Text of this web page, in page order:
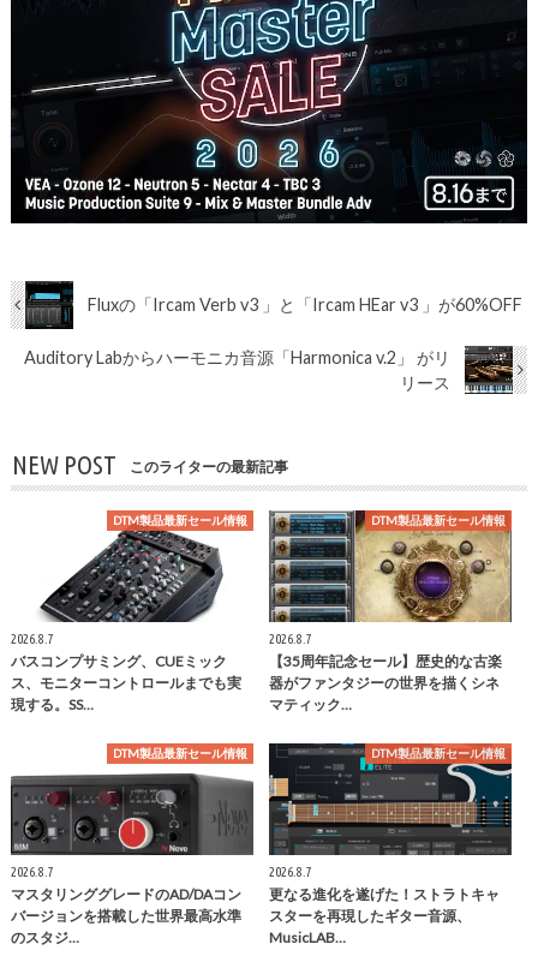
Fluxの「Ircam Verb v3 」と「Ircam HEar v3 」が60%OFF
Auditory Labからハーモニカ音源「Harmonica v.2」 がリ
リース
NEW POST このライターの最新記事
DTM製品最新セール情報
2026.8.7
バスコンプサミング、CUEミック
ス、モニターコントロールまでも実
現する。SS…
DTM製品最新セール情報
2026.8.7
【35周年記念セール】歴史的な古楽
器がファンタジーの世界を描くシネ
マティック…
DTM製品最新セール情報
2026.8.7
マスタリンググレードのAD/DAコン
バージョンを搭載した世界最高水準
のスタジ…
DTM製品最新セール情報
2026.8.7
更なる進化を遂げた！ストラトキャ
スターを再現したギター音源、
MusicLAB…